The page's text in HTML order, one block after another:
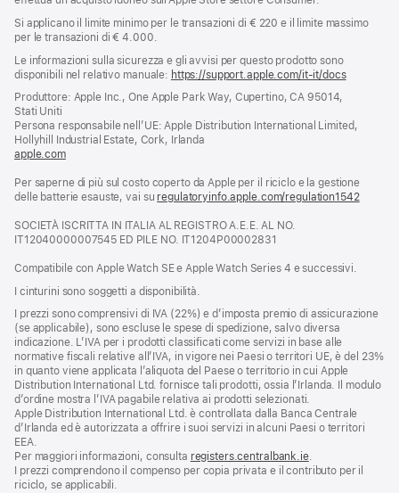
Si applicano il limite minimo per le transazioni di € 220 e il limite massimo
per le transazioni di € 4.000.
Le informazioni sulla sicurezza e gli avvisi per questo prodotto sono
disponibili nel relativo manuale: https://support.apple.com/it-it/docs(si
finestra)
Produttore: Apple Inc., One Apple Park Way, Cupertino, CA 95014,
Stati Uniti
Persona responsabile nell’UE: Apple Distribution International Limited,
Hollyhill Industrial Estate, Cork, Irlanda
apple.com(si
una
nuova
Per saperne di più sul costo coperto da Apple per il riciclo e la gestione
delle batterie esauste, vai su regulatoryinfo.apple.com/regulation1542(si
SOCIETÀ ISCRITTA IN ITALIA AL REGISTRO A.E.E. AL NO.
IT12040000007545 ED PILE NO. IT1204P00002831
Compatibile con Apple Watch SE e Apple Watch Series 4 e successivi.
I cinturini sono soggetti a disponibilità.
I prezzi sono comprensivi di IVA (22%) e d’imposta premio di assicurazione
(se applicabile), sono escluse le spese di spedizione, salvo diversa
indicazione. L’IVA per i prodotti classificati come servizi in base alle
normative fiscali relative all’IVA, in vigore nei Paesi o territori UE, è del 23%
in quanto viene applicata l’aliquota del Paese o territorio in cui Apple
Distribution International Ltd. fornisce tali prodotti, ossia l’Irlanda. Il modulo
d’ordine mostra l’IVA pagabile relativa ai prodotti selezionati.
Apple Distribution International Ltd. è controllata dalla Banca Centrale
d’Irlanda ed è autorizzata a offrire i suoi servizi in alcuni Paesi o territori
EEA.
Per maggiori informazioni, consulta registers.centralbank.ie.
I prezzi comprendono il compenso per copia privata e il contributo per il
riciclo, se applicabili.